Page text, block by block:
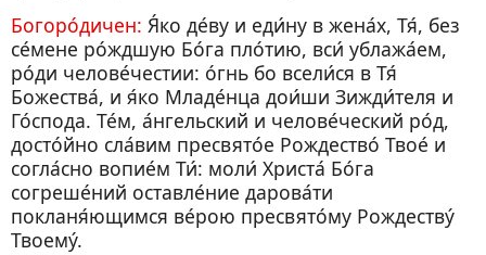
Богоро́дичен: Я́ко де́ву и еди́ну в жена́х, Тя́, без
се́мене ро́ждшую Бо́га пло́тию, вси́ ублажа́ем,
ро́ди челове́честии: о́гнь бо всели́ся в Тя́
Божества́, и я́ко Младе́нца дои́ши Зижди́теля и
Го́спода. Те́м, а́нгельский и челове́ческий ро́д,
досто́йно сла́вим пресвято́е Рождество́ Твое́ и
согла́сно вопие́м Ти́: моли́ Христа́ Бо́га
согреше́ний оставле́ние дарова́ти
покланя́ющимся ве́рою пресвято́му Рождеству́
Твоему́.